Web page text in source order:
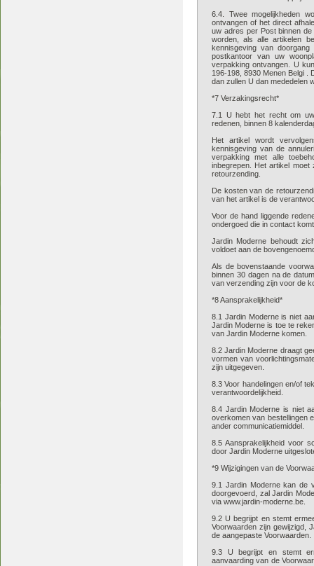
6.4. Twee mogelijkheden
ontvangen of het direct
uw adres per Post binnen
worden, als alle artikelen
kennisgeving van
postkantoor van uw
verpakking ontvangen. U
196-198, 8930 Menen Belgi .
dan zullen U dan mededelen
*7 Verzakingsrecht*
7.1 U hebt het recht om
redenen, binnen 8
Het artikel wordt
kennisgeving van de
verpakking met alle
inbegrepen. Het artikel
retourzending.
De kosten van de
van het artikel is de
Voor de hand liggende
ondergoed die in contact
Jardin Moderne behoudt
voldoet aan de
Als de bovenstaande
binnen 30 dagen na de
van verzending zijn voor de
*8 Aansprakelijkheid*
8.1 Jardin Moderne is niet
Jardin Moderne is toe te
van Jardin Moderne komen.
8.2 Jardin Moderne draagt
vormen van
zijn uitgegeven.
8.3 Voor handelingen en/of
verantwoordelijkheid.
8.4 Jardin Moderne is niet
overkomen van bestellingen
ander communicatiemiddel.
8.5 Aansprakelijkheid voor
door Jardin Moderne
*9 Wijzigingen van de
9.1 Jardin Moderne kan de
doorgevoerd, zal Jardin
via www.jardin-moderne.be.
9.2 U begrijpt en stemt
Voorwaarden zijn gewijzigd,
de aangepaste Voorwaarden.
9.3 U begrijpt en stemt
aanvaarding van de